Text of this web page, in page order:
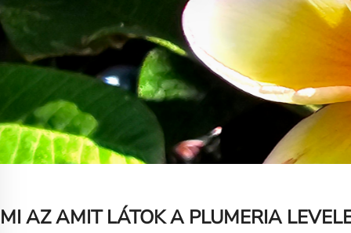
MI AZ AMIT LÁTOK A PLUMERIA